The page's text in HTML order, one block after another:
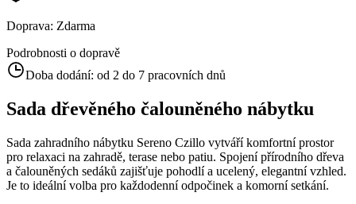
Doprava: Zdarma
Podrobnosti o dopravě
Doba dodání: od 2 do 7 pracovních dnů
Sada dřevěného čalouněného nábytku
Sada zahradního nábytku Sereno Czillo vytváří komfortní prostor
pro relaxaci na zahradě, terase nebo patiu. Spojení přírodního dřeva
a čalouněných sedáků zajišťuje pohodlí a ucelený, elegantní vzhled.
Je to ideální volba pro každodenní odpočinek a komorní setkání.